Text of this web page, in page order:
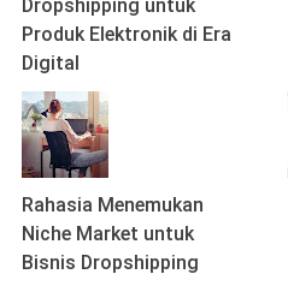
Dropshipping untuk
Produk Elektronik di Era
Digital
Rahasia Menemukan
Niche Market untuk
Bisnis Dropshipping